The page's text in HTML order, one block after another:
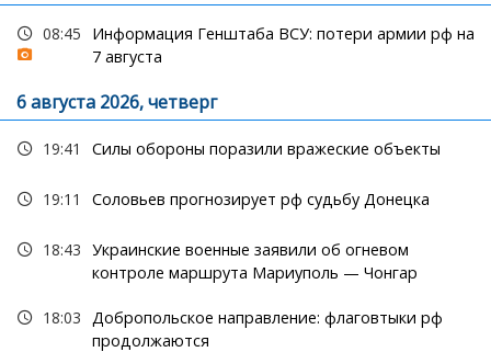
08:45
Информация Генштаба ВСУ: потери армии рф на
7 августа
6 августа 2026, четверг
19:41 Силы обороны поразили вражеские объекты
19:11 Соловьев прогнозирует рф судьбу Донецка
18:43 Украинские военные заявили об огневом
контроле маршрута Мариуполь — Чонгар
18:03 Добропольское направление: флаговтыки рф
продолжаются